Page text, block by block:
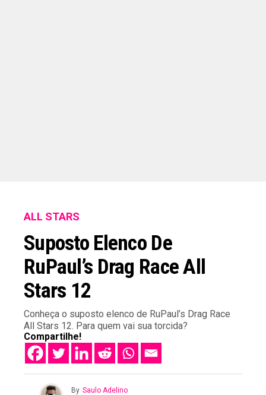
ALL STARS
Suposto Elenco De
RuPaul’s Drag Race All
Stars 12
Conheça o suposto elenco de RuPaul’s Drag Race
All Stars 12. Para quem vai sua torcida?
Compartilhe!
By Saulo Adelino